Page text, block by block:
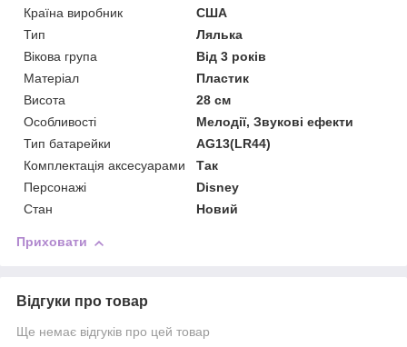
Країна виробник
США
Тип
Лялька
Вікова група
Від 3 років
Матеріал
Пластик
Висота
28 см
Особливості
Мелодії, Звукові ефекти
Тип батарейки
AG13(LR44)
Комплектація аксесуарами
Так
Персонажі
Disney
Стан
Новий
Приховати
Відгуки про товар
Ще немає відгуків про цей товар